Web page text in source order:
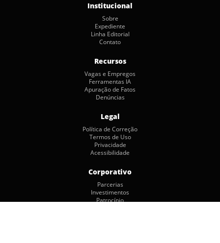
Institucional
Sobre
Expediente
Linha Editorial
Contato
Recursos
Vagas e Empregos
Ferramentas IA
Apuração de Fatos
Denúncias
Legal
Política de Correção
Termos de Uso
Privacidade
Acessibilidade
Corporativo
Parcerias
Investimentos
Patrocínio